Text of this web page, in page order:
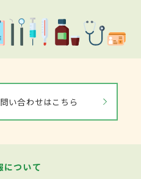
い合わせはこちら
について